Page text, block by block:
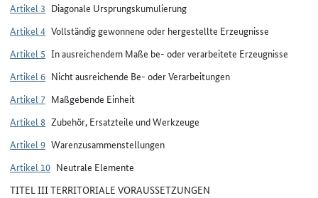
Artikel 3 Diagonale Ursprungskumulierung
Artikel 4 Vollständig gewonnene oder hergestellte Erzeugnisse
Artikel 5 In ausreichendem Maße be- oder verarbeitete Erzeugnisse
Artikel 6 Nicht ausreichende Be- oder Verarbeitungen
Artikel 7 Maßgebende Einheit
Artikel 8 Zubehör, Ersatzteile und Werkzeuge
Artikel 9 Warenzusammenstellungen
Artikel 10 Neutrale Elemente
TITEL III TERRITORIALE VORAUSSETZUNGEN